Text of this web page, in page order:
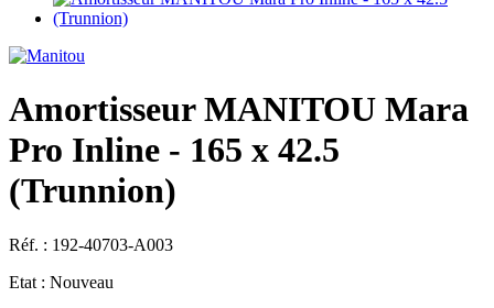
Amortisseur MANITOU Mara
Pro Inline - 165 x 42.5
(Trunnion)
Réf. : 192-40703-A003
Etat : Nouveau